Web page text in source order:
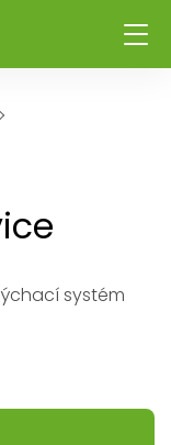
systém